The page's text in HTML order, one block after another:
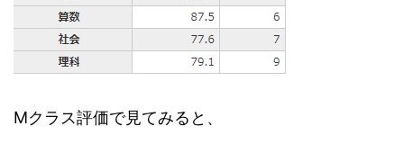
Mクラス評価で見てみると、